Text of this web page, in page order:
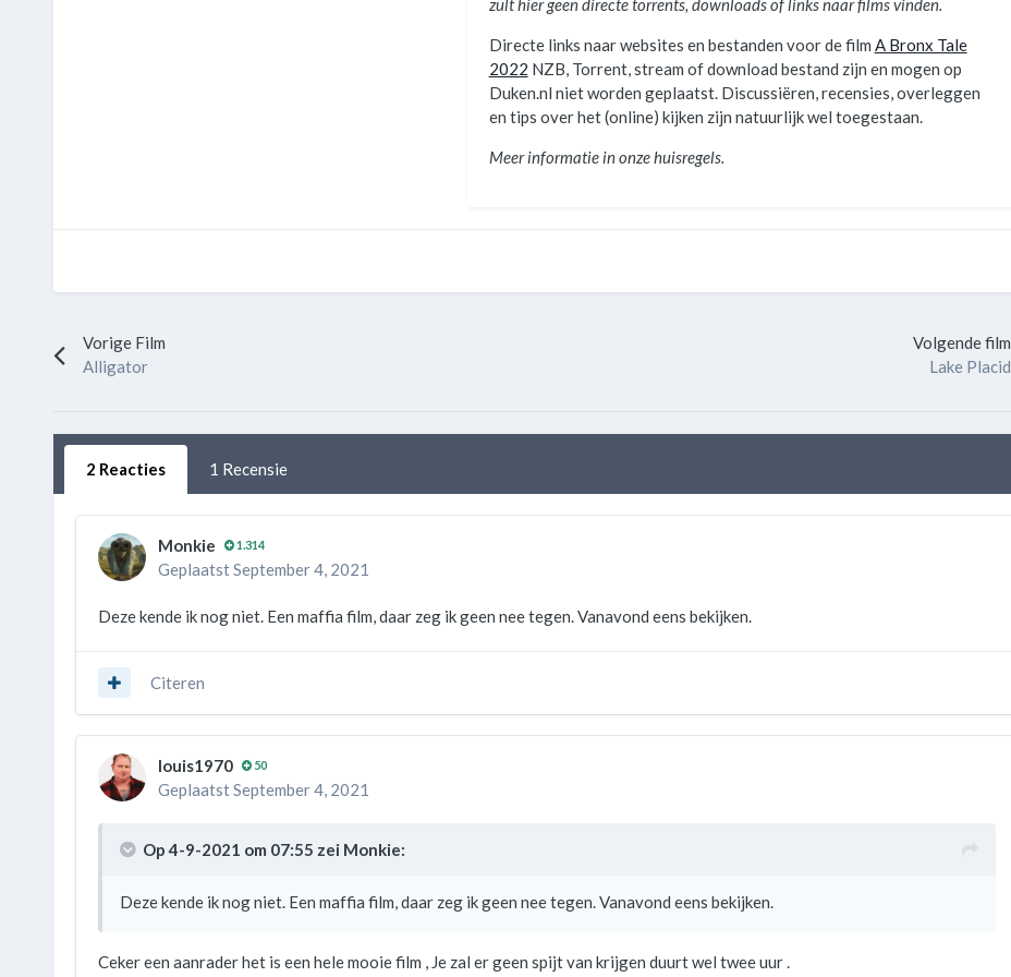
zult hier geen directe torrents, downloads of links naar films vinden.
Directe links naar websites en bestanden voor de film A Bronx Tale
2022 NZB, Torrent, stream of download bestand zijn en mogen op
Duken.nl niet worden geplaatst. Discussiëren, recensies, overleggen
en tips over het (online) kijken zijn natuurlijk wel toegestaan.
Meer informatie in onze huisregels.
Vorige Film
Alligator
Volgende film
Lake Placid
2 Reacties 1 Recensie
Monkie 1.314
GeplaatstSeptember 4, 2021
Deze kende ik nog niet. Een maffia film, daar zeg ik geen nee tegen. Vanavond eens bekijken.
Citeren
louis1970 50
GeplaatstSeptember 4, 2021
Op 4-9-2021 om 07:55 zei Monkie:
Deze kende ik nog niet. Een maffia film, daar zeg ik geen nee tegen. Vanavond eens bekijken.
Ceker een aanrader het is een hele mooie film , Je zal er geen spijt van krijgen duurt wel twee uur .